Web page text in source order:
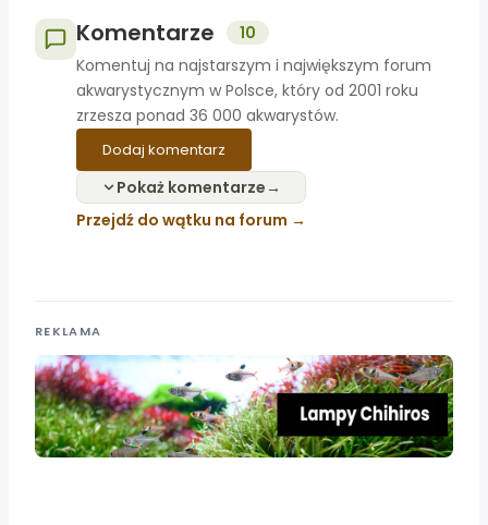
Komentarze
10
Komentuj na najstarszym i największym forum
akwarystycznym w Polsce, który od 2001 roku
zrzesza ponad 36 000 akwarystów.
Dodaj komentarz
Pokaż komentarze
Przejdź do wątku na forum
REKLAMA